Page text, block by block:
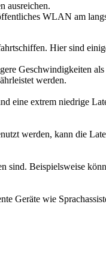
ausreichen.
WLAN am
Hier sind
Geschwindigkeiten
werden.
eine extrem niedrige
werden, kann die
Beispielsweise
wie